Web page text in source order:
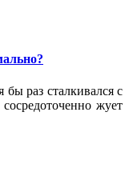
раз сталкивался с
жует